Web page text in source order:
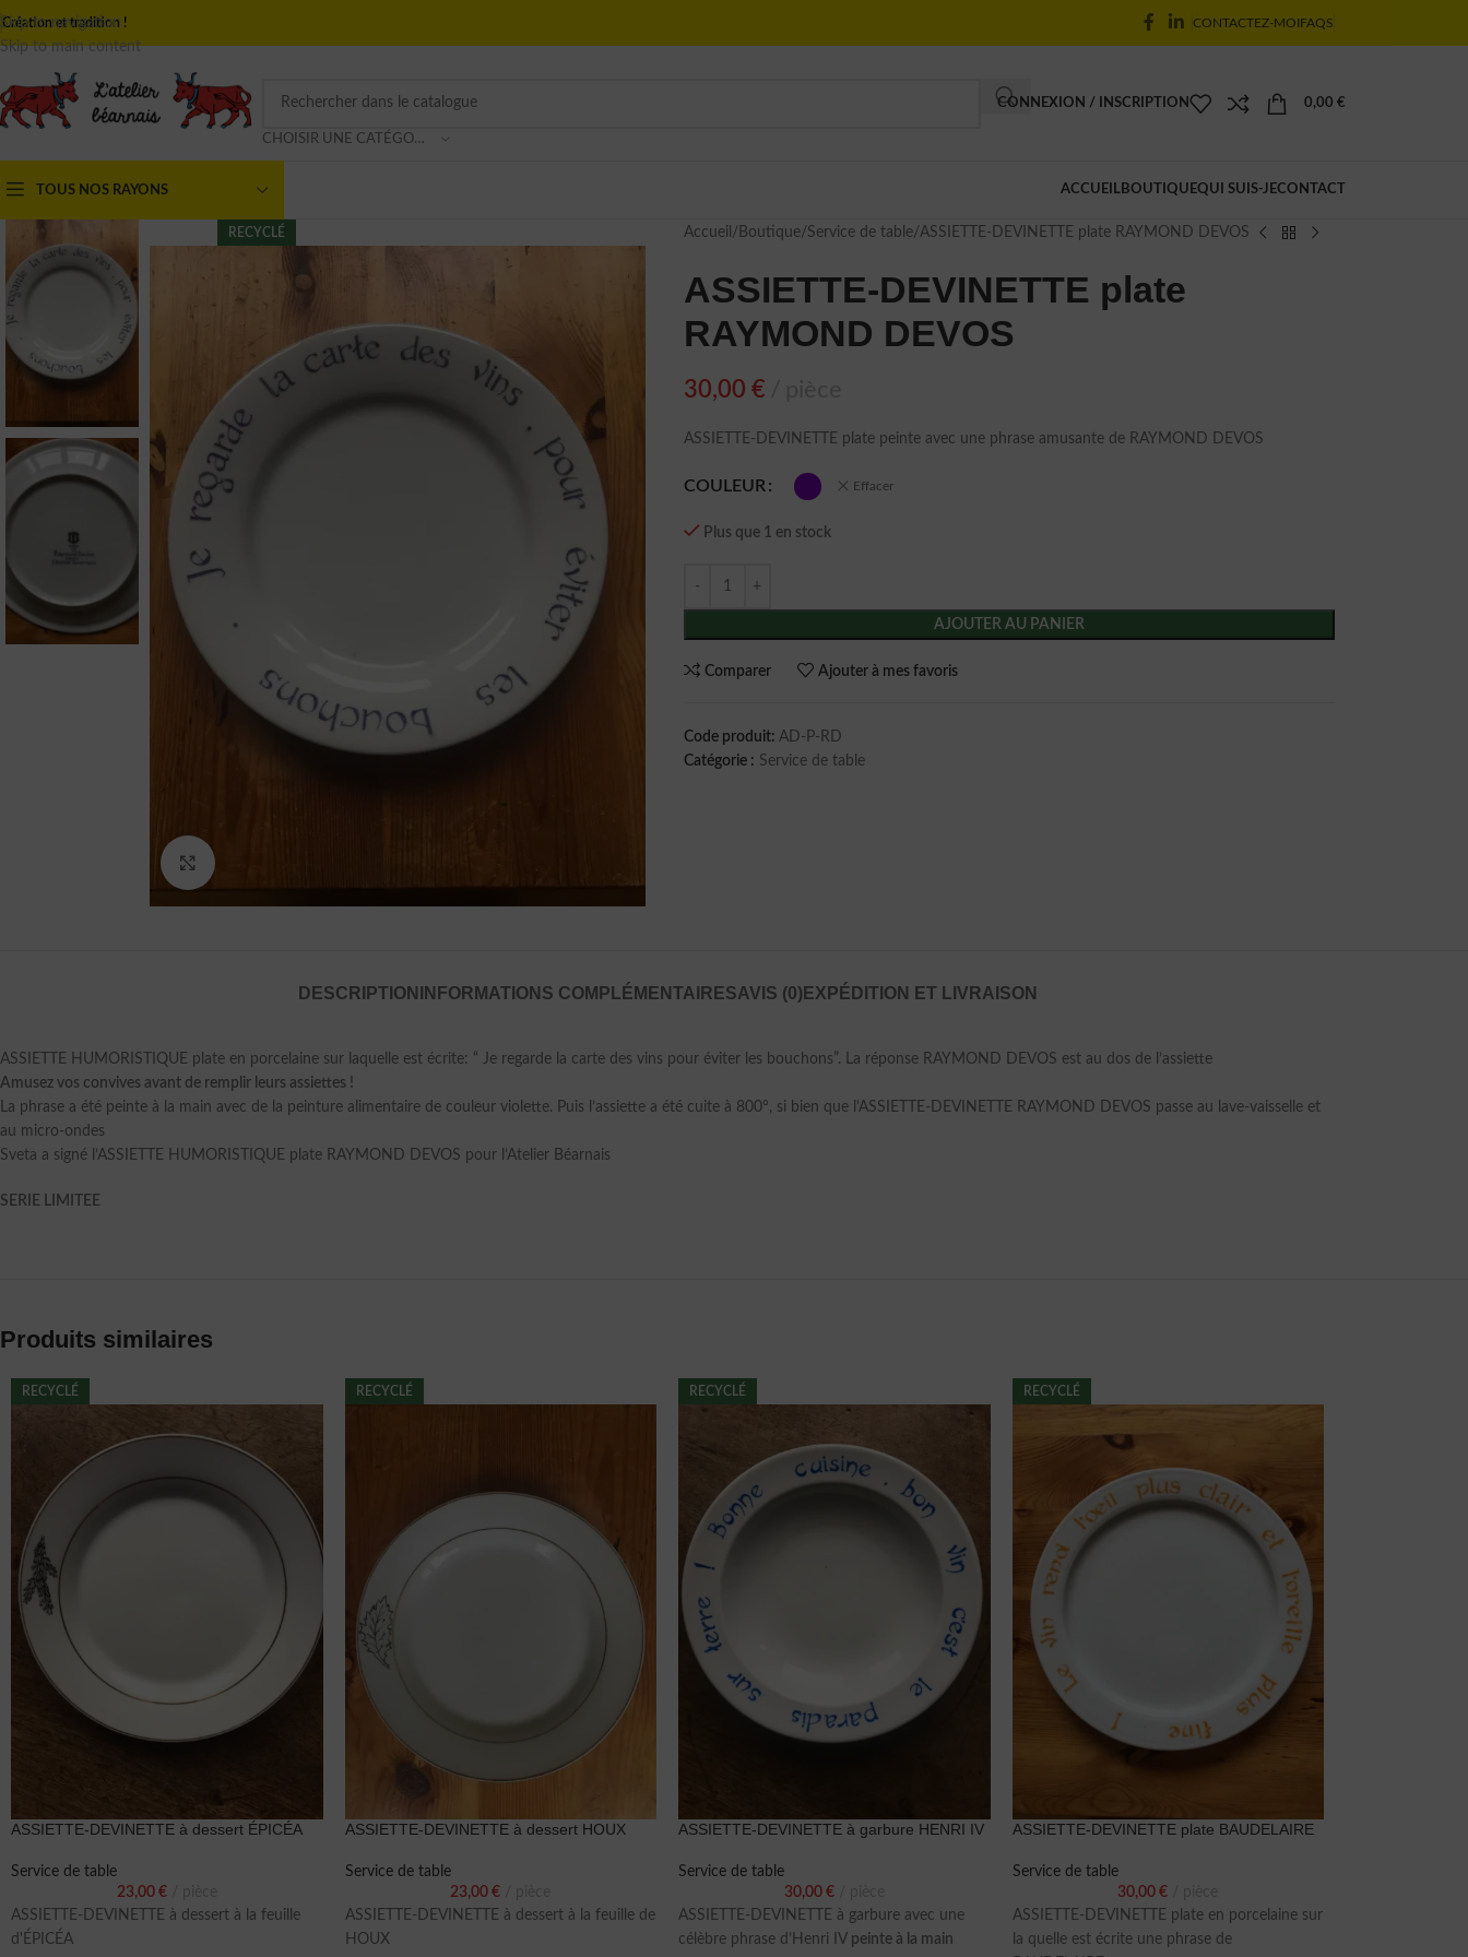
Skip to navigation
Skip to main content
Création et tradition ! CONTACTEZ-MOIFAQS
CHOISIR UNE CATÉGORIE
CONNEXION / INSCRIPTION 0,00 €
TOUS NOS RAYONS ACCUEIL BOUTIQUEQUI SUIS-JECONTACT
RECYCLÉ Accueil Boutique Service de table ASSIETTE-DEVINETTE plate RAYMOND DEVOS
ASSIETTE-DEVINETTE plate
RAYMOND DEVOS
30,00 €
ASSIETTE-DEVINETTE plate peinte avec une phrase amusante de RAYMOND DEVOS
COULEUR Effacer
Plus que 1 en stock
AJOUTER AU PANIER
Comparer Ajouter à mes favoris
Code produit: AD-P-RD
Catégorie : Service de table
DESCRIPTION INFORMATIONS COMPLÉMENTAIRESAVIS (0) EXPÉDITION ET LIVRAISON
ASSIETTE HUMORISTIQUE plate en porcelaine sur laquelle est écrite: “ Je regarde la carte des vins pour éviter les bouchons”. La réponse RAYMOND DEVOS est au dos de l’assiette
Amusez vos convives avant de remplir leurs assiettes !
La phrase a été peinte à la main avec de la peinture alimentaire de couleur violette. Puis l’assiette a été cuite à 800°, si bien que l’ASSIETTE-DEVINETTE RAYMOND DEVOS passe au lave-vaisselle et
au micro-ondes
Sveta a signé l’ASSIETTE HUMORISTIQUE plate RAYMOND DEVOS pour l’Atelier Béarnais
SERIE LIMITEE
Produits similaires
RECYCLÉ
ASSIETTE-DEVINETTE à dessert ÉPICÉA
Service de table
23,00 €
ASSIETTE-DEVINETTE à dessert à la feuille
d'ÉPICÉA
RECYCLÉ
ASSIETTE-DEVINETTE à dessert HOUX
Service de table
23,00€
ASSIETTE-DEVINETTE à dessert à la feuille de
HOUX
RECYCLÉ
ASSIETTE-DEVINETTE à garbure HENRI IV
Service de table
30,00 €
ASSIETTE-DEVINETTE à garbure avec une
célèbre phrase d’Henri IV peinte à la main
RECYCLÉ
ASSIETTE-DEVINETTE plate BAUDELAIRE
Service de table
30,00€
ASSIETTE-DEVINETTE plate en porcelaine sur
la quelle est écrite une phrase de